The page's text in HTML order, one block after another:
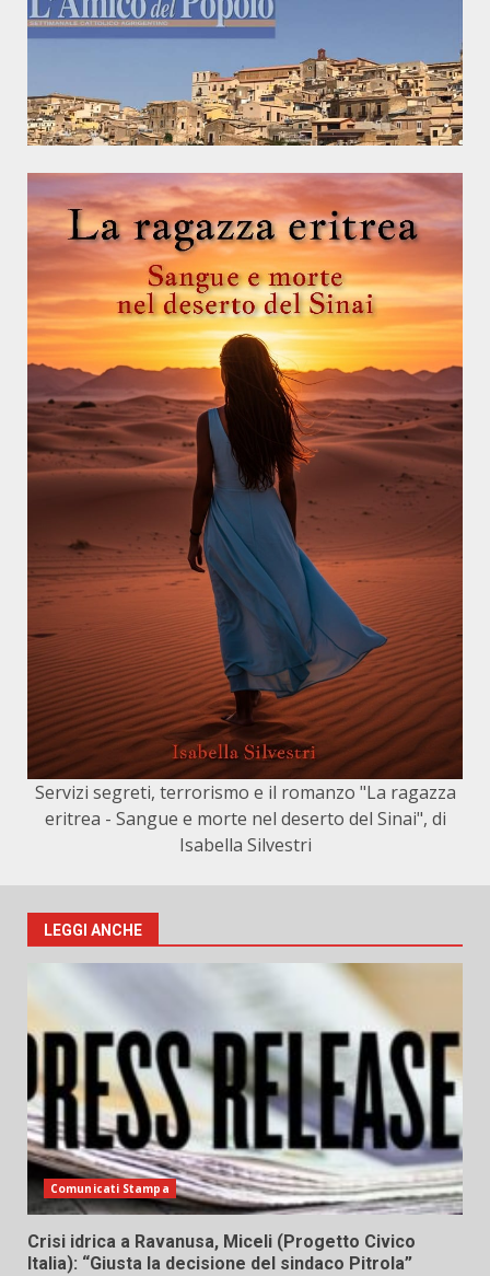
Servizi segreti, terrorismo e il romanzo "La ragazza
eritrea - Sangue e morte nel deserto del Sinai", di
Isabella Silvestri
LEGGI ANCHE
Comunicati Stampa
Crisi idrica a Ravanusa, Miceli (Progetto Civico
Italia): “Giusta la decisione del sindaco Pitrola”